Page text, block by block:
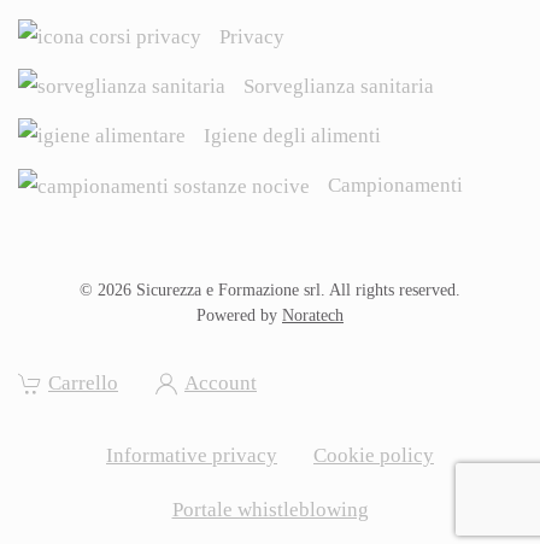
Privacy
Sorveglianza sanitaria
Igiene degli alimenti
Campionamenti
© 2026 Sicurezza e Formazione srl. All rights reserved.
Powered by Noratech
Carrello Account
Informative privacy Cookie policy
Portale whistleblowing